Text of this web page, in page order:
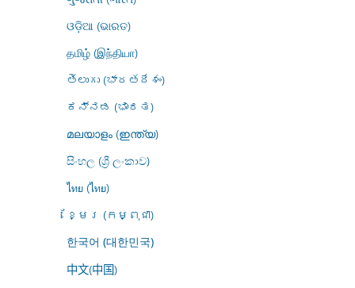
ଓଡ଼ିଆ (ଭାରତ)
தமிழ் (இந்தியா)
తెలుగు (భారతదేశం)
ಕನ್ನಡ (ಭಾರತ)
മലയാളം (ഇന്ത്യ)
සිංහල (ශ්‍රී ලංකාව)
ไทย (ไทย)
ខ្មែរ (កម្ពុជា)
한국어 (대한민국)
中文(中国)